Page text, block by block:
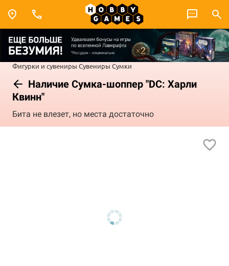
Фигурки и сувениры Сувениры Сумки
Наличие Сумка-шоппер "DC: Харли
Квинн"
Бита не влезет, но места достаточно